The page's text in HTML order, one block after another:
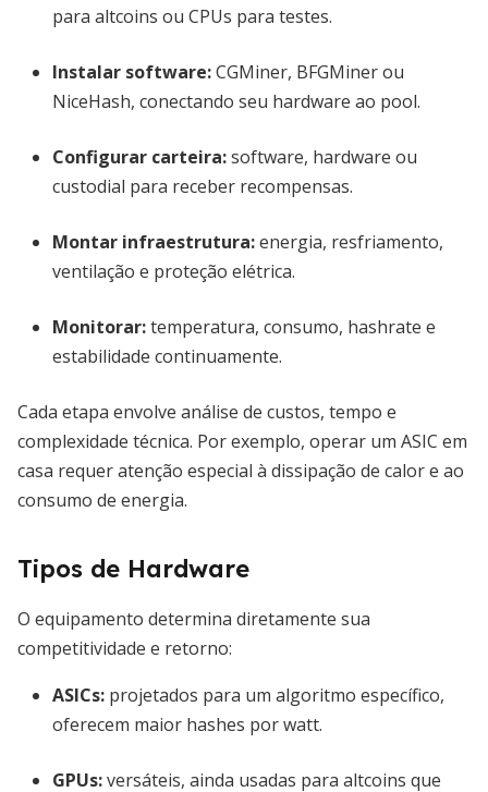
para altcoins ou CPUs para testes.
Instalar software:CGMiner, BFGMiner ou
NiceHash, conectando seu hardware ao pool.
Configurar carteira:software, hardware ou
custodial para receber recompensas.
Montar infraestrutura:energia, resfriamento,
ventilação e proteção elétrica.
Monitorar:temperatura, consumo, hashrate e
estabilidade continuamente.
Cada etapa envolve análise de custos, tempo e
complexidade técnica. Por exemplo, operar um ASIC em
casa requer atenção especial à dissipação de calor e ao
consumo de energia.
Tipos de Hardware
O equipamento determina diretamente sua
competitividade e retorno:
ASICs: projetados para um algoritmo específico,
oferecem maior hashes por watt.
GPUs:versáteis, ainda usadas para altcoins que